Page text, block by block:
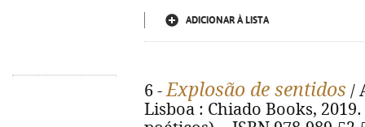
ADICIONAR À LISTA
6 -Explosão de sentidos /
Lisboa : Chiado Books,